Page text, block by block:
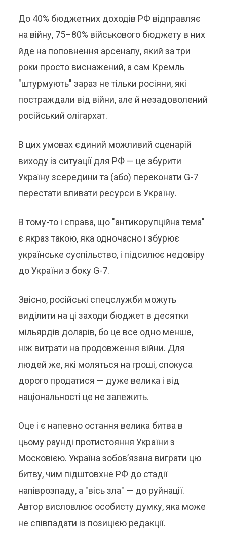
До 40% бюджетних доходів РФ відправляє
на війну, 75–80% військового бюджету в них
йде на поповнення арсеналу, який за три
роки просто виснажений, а сам Кремль
"штурмують" зараз не тільки росіяни, які
постраждали від війни, але й незадоволений
російський олігархат.
В цих умовах єдиний можливий сценарій
виходу із ситуації для РФ — це збурити
Україну зсередини та (або) переконати G-7
перестати вливати ресурси в Україну.
В тому-то і справа, що "антикорупційна тема"
є якраз такою, яка одночасно і збурює
українське суспільство, і підсилює недовіру
до України з боку G-7.
Звісно, російські спецслужби можуть
виділити на ці заходи бюджет в десятки
мільярдів доларів, бо це все одно менше,
ніж витрати на продовження війни. Для
людей же, які моляться на гроші, спокуса
дорого продатися — дуже велика і від
національності це не залежить.
Оце і є напевно остання велика битва в
цьому раунді протистояння України з
Московією. Україна зобов’язана виграти цю
битву, чим підштовхне РФ до стадії
напіврозпаду, а "вісь зла" — до руйнації.
Автор висловлює особисту думку, яка може
не співпадати із позицією редакції.